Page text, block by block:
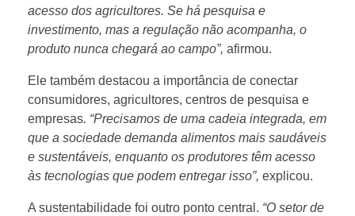
s
d
a
s
A
acesso dos agricultores. Se há pesquisa e
investimento, mas a regulação não acompanha, o
produto nunca chegará ao campo”, afirmou.
Ele também destacou a importância de conectar
consumidores, agricultores, centros de pesquisa e
empresas. “Precisamos de uma cadeia integrada, em
que a sociedade demanda alimentos mais saudáveis
e sustentáveis, enquanto os produtores têm acesso
às tecnologias que podem entregar isso”, explicou.
A sustentabilidade foi outro ponto central. “O setor de